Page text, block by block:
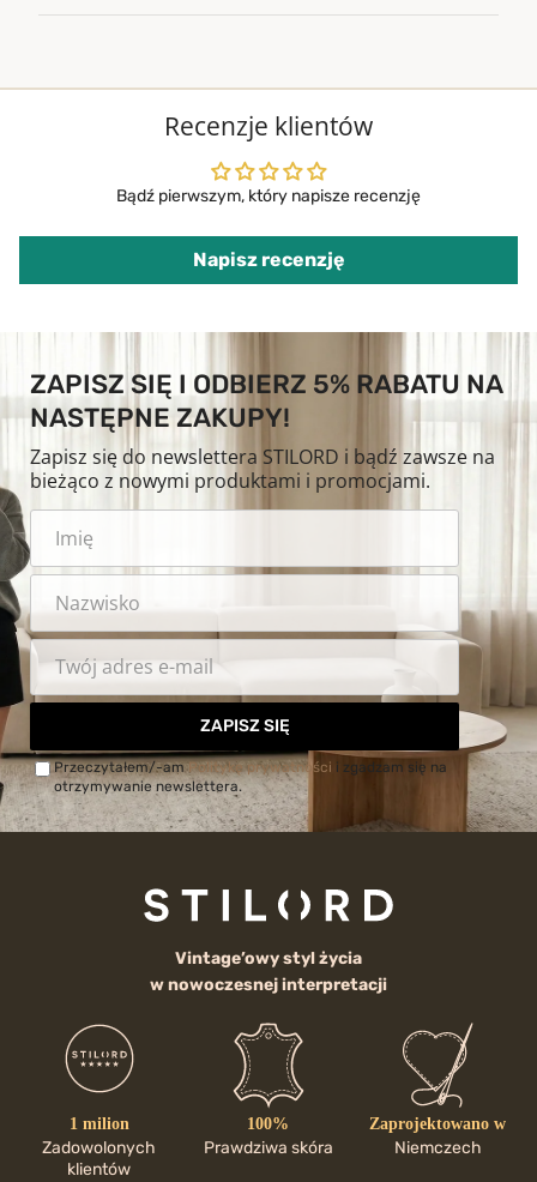
Recenzje klientów
Bądź pierwszym, który napisze recenzję
Napisz recenzję
ZAPISZ SIĘ I ODBIERZ 5% RABATU NA
NASTĘPNE ZAKUPY!
Zapisz się do newslettera STILORD i bądź zawsze na
bieżąco z nowymi produktami i promocjami.
ZAPISZ SIĘ
Przeczytałem/-amPolitykę prywatności i zgadzam się na
otrzymywanie newslettera.
Vintage’owy styl życia
w nowoczesnej interpretacji
1 milion
Zadowolonych
klientów
100%
Prawdziwa skóra
Zaprojektowano w
Niemczech